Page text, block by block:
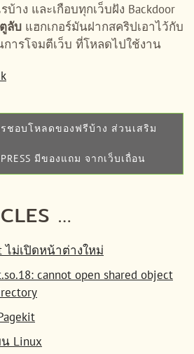
าง และเกือบทุกเว็บฝัง Backdoor
ลับ แฮกเกอร์มันฝากสคริปเอาไว้กับ
การโจมตีเว็บ ที่โหลดไปใช้งาน
รชอบโหลดของฟรีบ้าง ส่วนเสริม
มีของแถม จากเว็บเถื่อน
…
ไม่เปิดหน้าต่างใหม่
cannot open shared object
Linux